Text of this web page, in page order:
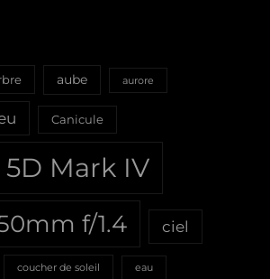
aube aurore
Canicule
Mark IV
f/1.4 ciel
coucher de soleil eau